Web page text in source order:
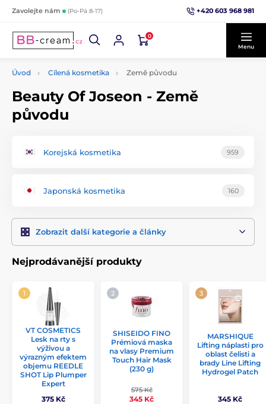
Zavolejte nám (Po-Pá 8-17) +420 603 968 981
0
Menu
Úvod Cílená kosmetika Země původu
Beauty Of Joseon - Země
původu
Korejská kosmetika 959
Japonská kosmetika 160
Zobrazit další kategorie a články
Nejprodávanější produkty
VT COSMETICS
Lesk na rty s
výživou a
výrazným efektem
objemu REEDLE
SHOT Lip Plumper
Expert
375 Kč
SHISEIDO FINO
Prémiová maska
na vlasy Premium
Touch Hair Mask
(230 g)
575 Kč
345 Kč
MARSHIQUE
Lifting náplasti pro
oblast čelisti a
brady Line Lifting
Hydrogel Patch
345 Kč